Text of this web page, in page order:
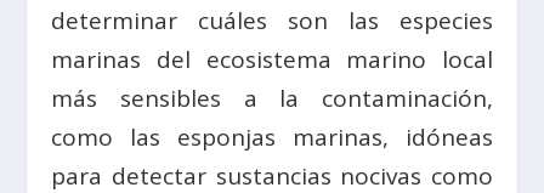
determinar cuáles son las especies
marinas del ecosistema marino local
más sensibles a la contaminación,
como las esponjas marinas, idóneas
para detectar sustancias nocivas como